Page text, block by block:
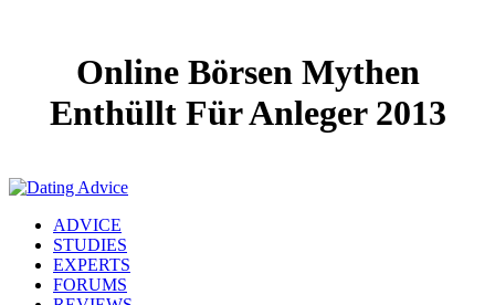
Online Börsen Mythen
Enthüllt Für Anleger 2013
ADVICE
STUDIES
EXPERTS
FORUMS